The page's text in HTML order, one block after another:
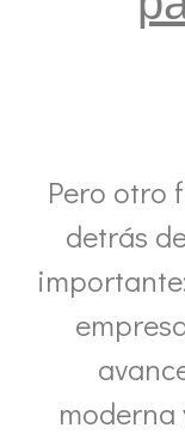
Pero otro
detrás